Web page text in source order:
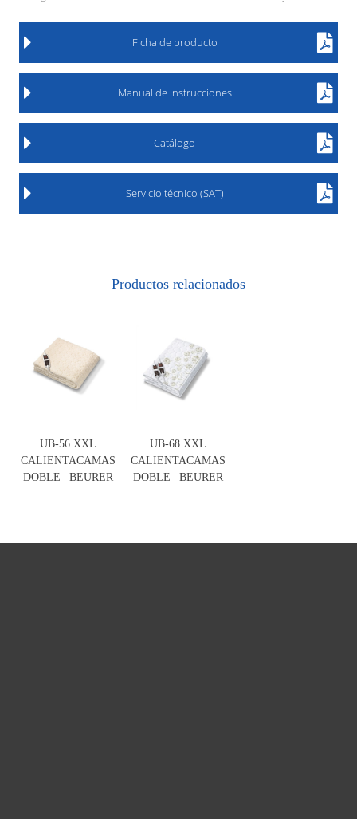
Ficha de producto
Manual de instrucciones
Catálogo
Servicio técnico (SAT)
Productos relacionados
UB-56 XXL
CALIENTACAMAS
DOBLE | BEURER
UB-68 XXL
CALIENTACAMAS
DOBLE | BEURER